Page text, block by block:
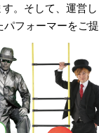
。そして、運営し
フォーマーをご提